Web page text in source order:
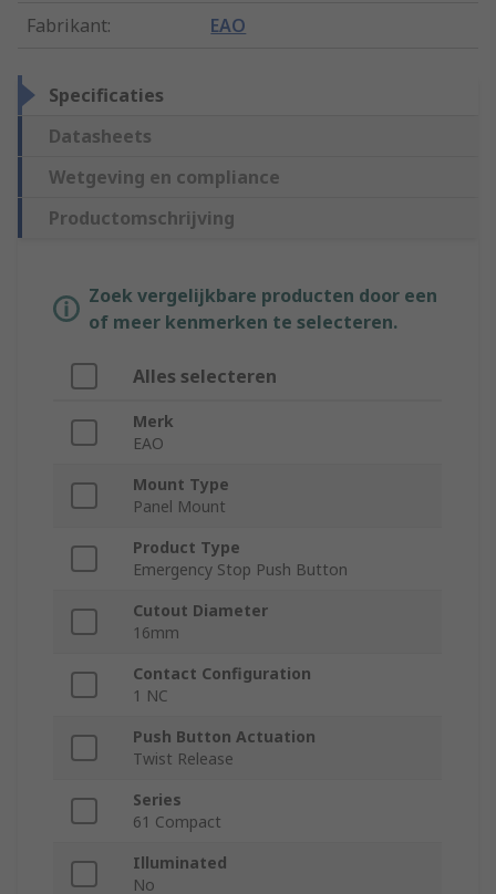
Fabrikant: EAO
Specificaties
Datasheets
Wetgeving en compliance
Productomschrijving
Zoek vergelijkbare producten door een
of meer kenmerken te selecteren.
Alles selecteren
Merk
EAO
Mount Type
Panel Mount
Product Type
Emergency Stop Push Button
Cutout Diameter
16mm
Contact Configuration
1 NC
Push Button Actuation
Twist Release
Series
61 Compact
Illuminated
No